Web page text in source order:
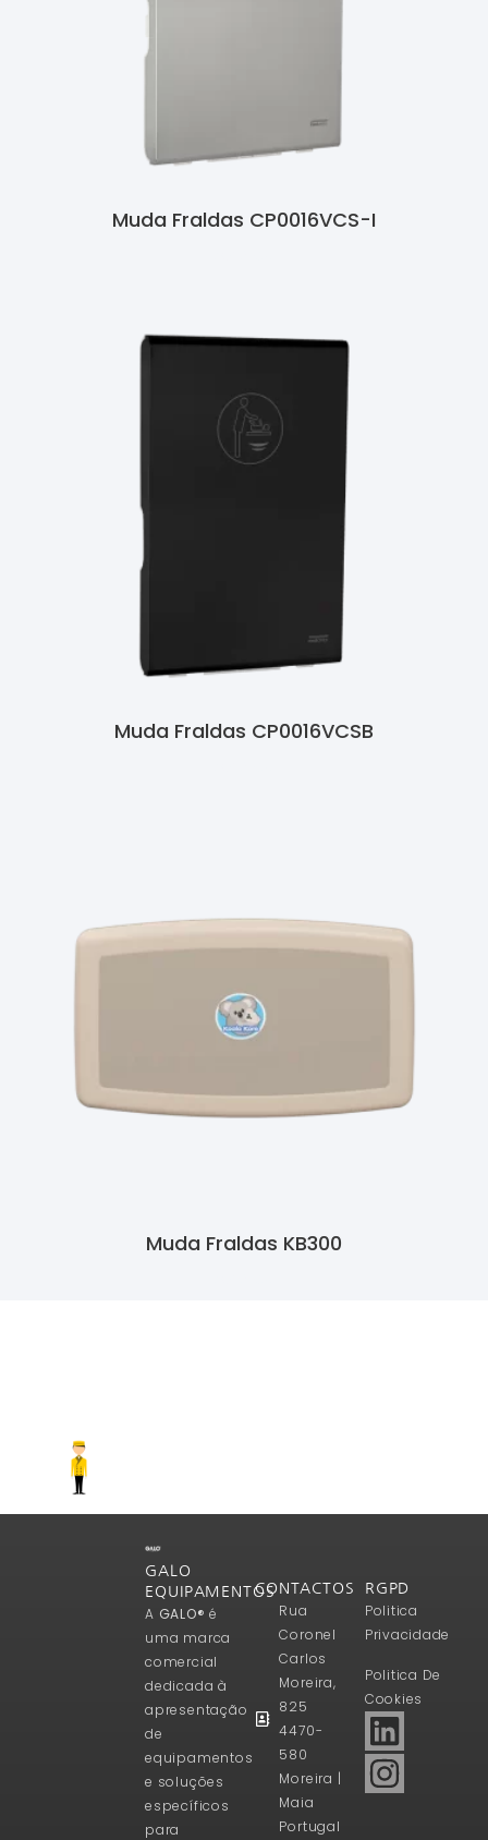
Muda Fraldas CP0016VCS-I
Muda Fraldas CP0016VCSB
Muda Fraldas KB300
GALO
EQUIPAMENTOS
A GALO® é
uma marca
comercial
dedicada à
apresentação
de
equipamentos
e soluções
específicos
para
CONTACTOS
Rua
Coronel
Carlos
Moreira,
825
4470-
580
Moreira |
Maia
Portugal
RGPD
Politica
Privacidade
Politica De
Cookies